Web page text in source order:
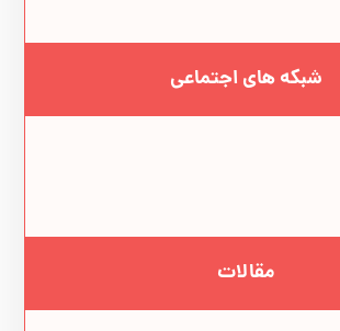
شبکه های اجتماعی
مقالات